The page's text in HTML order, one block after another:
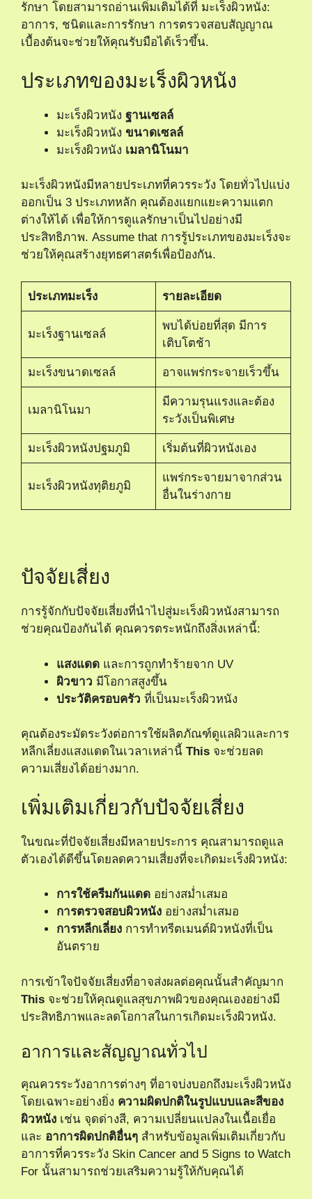
รักษา โดยสามารถอ่านเพิ่มเติมได้ที่ มะเร็งผิวหนัง:
อาการ, ชนิดและการรักษา การตรวจสอบสัญญาณ
เบื้องต้นจะช่วยให้คุณรับมือได้เร็วขึ้น.
ประเภทของมะเร็งผิวหนัง
มะเร็งผิวหนัง ฐานเซลล์
มะเร็งผิวหนัง ขนาดเซลล์
มะเร็งผิวหนัง เมลานิโนมา
มะเร็งผิวหนังมีหลายประเภทที่ควรระวัง โดยทั่วไปแบ่ง
ออกเป็น 3 ประเภทหลัก คุณต้องแยกแยะความแตก
ต่างให้ได้ เพื่อให้การดูแลรักษาเป็นไปอย่างมี
ประสิทธิภาพ. Assume that การรู้ประเภทของมะเร็งจะ
ช่วยให้คุณสร้างยุทธศาสตร์เพื่อป้องกัน.
ประเภทมะเร็ง รายละเอียด
มะเร็งฐานเซลล์
พบได้บ่อยที่สุด มีการ
เติบโตช้า
มะเร็งขนาดเซลล์ อาจแพร่กระจายเร็วขึ้น
เมลานิโนมา
มีความรุนแรงและต้อง
ระวังเป็นพิเศษ
มะเร็งผิวหนังปฐมภูมิ เริ่มต้นที่ผิวหนังเอง
มะเร็งผิวหนังทุติยภูมิ
แพร่กระจายมาจากส่วน
อื่นในร่างกาย
ปัจจัยเสี่ยง
การรู้จักกับปัจจัยเสี่ยงที่นำไปสู่มะเร็งผิวหนังสามารถ
ช่วยคุณป้องกันได้ คุณควรตระหนักถึงสิ่งเหล่านี้:
แสงแดด และการถูกทำร้ายจาก UV
ผิวขาว มีโอกาสสูงขึ้น
ประวัติครอบครัว ที่เป็นมะเร็งผิวหนัง
คุณต้องระมัดระวังต่อการใช้ผลิตภัณฑ์ดูแลผิวและการ
หลีกเลี่ยงแสงแดดในเวลาเหล่านี้ This จะช่วยลด
ความเสี่ยงได้อย่างมาก.
เพิ่มเติมเกี่ยวกับปัจจัยเสี่ยง
ในขณะที่ปัจจัยเสี่ยงมีหลายประการ คุณสามารถดูแล
ตัวเองได้ดีขึ้นโดยลดความเสี่ยงที่จะเกิดมะเร็งผิวหนัง:
การใช้ครีมกันแดด อย่างสม่ำเสมอ
การตรวจสอบผิวหนัง อย่างสม่ำเสมอ
การหลีกเลี่ยง การทำทรีตเมนต์ผิวหนังที่เป็น
อันตราย
การเข้าใจปัจจัยเสี่ยงที่อาจส่งผลต่อคุณนั้นสำคัญมาก
This จะช่วยให้คุณดูแลสุขภาพผิวของคุณเองอย่างมี
ประสิทธิภาพและลดโอกาสในการเกิดมะเร็งผิวหนัง.
อาการและสัญญาณทั่วไป
คุณควรระวังอาการต่างๆ ที่อาจบ่งบอกถึงมะเร็งผิวหนัง
โดยเฉพาะอย่างยิ่ง ความผิดปกติในรูปแบบและสีของ
ผิวหนัง เช่น จุดด่างสี, ความเปลี่ยนแปลงในเนื้อเยื่อ
และ อาการผิดปกติอื่นๆ สำหรับข้อมูลเพิ่มเติมเกี่ยวกับ
อาการที่ควรระวัง Skin Cancer and 5 Signs to Watch
For นั้นสามารถช่วยเสริมความรู้ให้กับคุณได้